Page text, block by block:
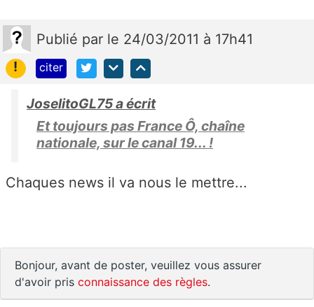
Publié par le 24/03/2011 à 17h41
!
citer
JoselitoGL75 a écrit
Et toujours pas France Ô, chaîne
nationale, sur le canal 19... !
Chaques news il va nous le mettre...
Bonjour, avant de poster, veuillez vous assurer
d'avoir pris connaissance des règles.